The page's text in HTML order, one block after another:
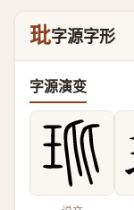
玭字源字形
字源演变